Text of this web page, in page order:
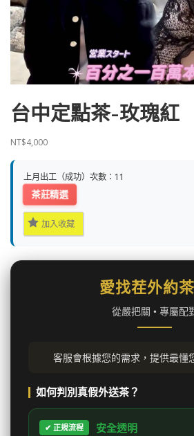
台中定點茶-玫瑰紅
NT$4,000
上月出工（成功）次數：11
茶莊精選
加入收藏
愛找茬外約
從嚴把關 • 專屬配
客服會根據您的需求，提供最懂
如何判別真假外送茶？
✔ 正規流程 安全透明